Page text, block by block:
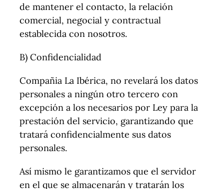
de mantener el contacto, la relación
comercial, negocial y contractual
establecida con nosotros.
B) Confidencialidad
Compañia La Ibérica, no revelará los datos
personales a ningún otro tercero con
excepción a los necesarios por Ley para la
prestación del servicio, garantizando que
tratará confidencialmente sus datos
personales.
Así mismo le garantizamos que el servidor
en el que se almacenarán y tratarán los